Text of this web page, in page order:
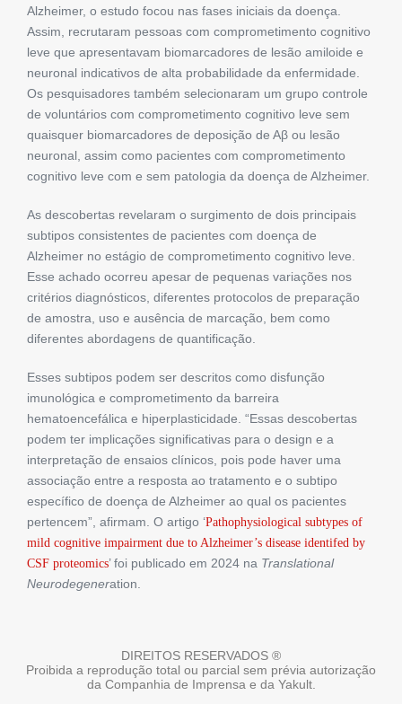
Alzheimer, o estudo focou nas fases iniciais da doença.
Assim, recrutaram pessoas com comprometimento cognitivo
leve que apresentavam biomarcadores de lesão amiloide e
neuronal indicativos de alta probabilidade da enfermidade.
Os pesquisadores também selecionaram um grupo controle
de voluntários com comprometimento cognitivo leve sem
quaisquer biomarcadores de deposição de Aβ ou lesão
neuronal, assim como pacientes com comprometimento
cognitivo leve com e sem patologia da doença de Alzheimer.
As descobertas revelaram o surgimento de dois principais
subtipos consistentes de pacientes com doença de
Alzheimer no estágio de comprometimento cognitivo leve.
Esse achado ocorreu apesar de pequenas variações nos
critérios diagnósticos, diferentes protocolos de preparação
de amostra, uso e ausência de marcação, bem como
diferentes abordagens de quantificação.
Esses subtipos podem ser descritos como disfunção
imunológica e comprometimento da barreira
hematoencefálica e hiperplasticidade. “Essas descobertas
podem ter implicações significativas para o design e a
interpretação de ensaios clínicos, pois pode haver uma
associação entre a resposta ao tratamento e o subtipo
específico de doença de Alzheimer ao qual os pacientes
pertencem”, afirmam. O artigo ‘Pathophysiological subtypes of
mild cognitive impairment due to Alzheimer’s disease identifed by
CSF proteomics’ foi publicado em 2024 na Translational
Neurodegeneration.
DIREITOS RESERVADOS ®
Proibida a reprodução total ou parcial sem prévia autorização
da Companhia de Imprensa e da Yakult.